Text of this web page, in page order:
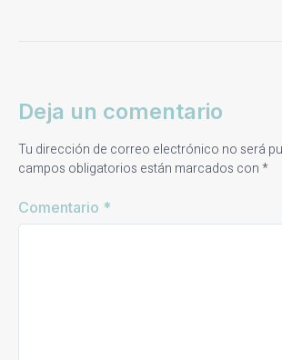
Deja un comentario
Tu dirección de correo electrónico no será
campos obligatorios están marcados con*
Comentario *